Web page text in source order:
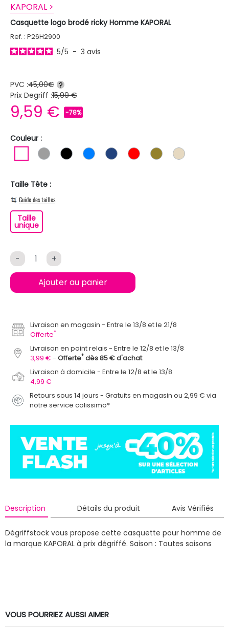
KAPORAL >
Casquette logo brodé ricky Homme KAPORAL
Ref. : P26H2900
5/5 - 3 avis
PVC :45,00€ ?
Prix Degriff :15,99 €
9,59 € -78%
Couleur :
BLANCGRIS NOIR BLEU BLEU FONCE
ROUGEKAKI BEIGE
Taille Tête :
Guide des tailles
Taille
uniqueTaille unique
- +
Ajouter au panier
Livraison en magasin
Entre le 13/8 et le 21/8
Offerte*
Livraison en point relais
Entre le 12/8 et le 13/8
3,99 €
Offerte* dès 85 € d'achat
Livraison à domicile
Entre le 12/8 et le 13/8
4,99 €
Retours sous 14 jours - Gratuits en magasin ou 2,99 € via
notre service colissimo*
Description Détails du produit Avis Vérifiés
Dégriffstock vous propose cette casquette pour homme de
la marque KAPORAL à prix dégriffé. Saison : Toutes saisons
VOUS POURRIEZ AUSSI AIMER